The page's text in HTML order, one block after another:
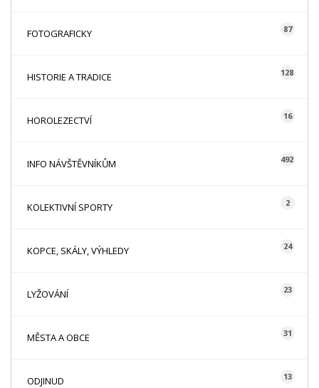
FOTOGRAFICKY 87
HISTORIE A TRADICE 128
HOROLEZECTVÍ 16
INFO NÁVŠTĚVNÍKŮM 492
KOLEKTIVNÍ SPORTY 2
KOPCE, SKÁLY, VÝHLEDY 24
LYŽOVÁNÍ 23
MĚSTA A OBCE 31
ODJINUD 13